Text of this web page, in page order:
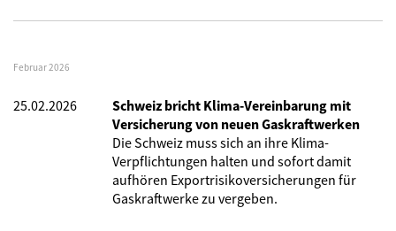
Februar 2026
25.02.2026
Schweiz bricht Klima-Vereinbarung mit
Versicherung von neuen Gaskraftwerken
Die Schweiz muss sich an ihre Klima-
Verpflichtungen halten und sofort damit
aufhören Exportrisikoversicherungen für
Gaskraftwerke zu vergeben.